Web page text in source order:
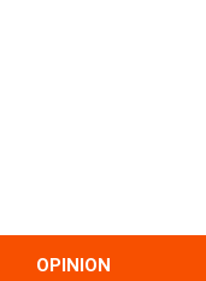
OPINION